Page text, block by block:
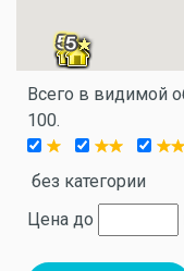
Всего в видимой
100.
без категории
Цена до